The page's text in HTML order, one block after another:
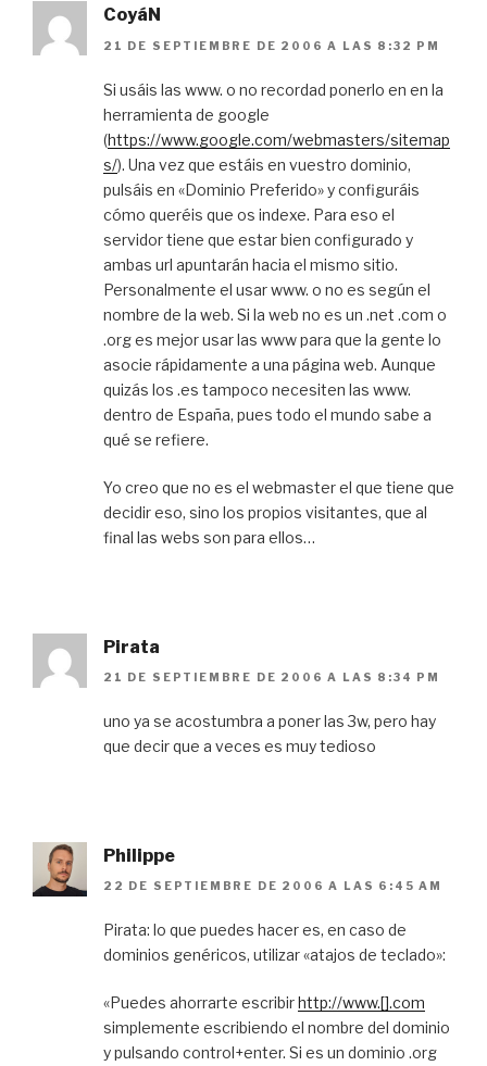
CoyáN
21 DE SEPTIEMBRE DE 2006 A LAS 8:32 PM
Si usáis las www. o no recordad ponerlo en en la
herramienta de google
(https://www.google.com/webmasters/sitemap
s/). Una vez que estáis en vuestro dominio,
pulsáis en «Dominio Preferido» y configuráis
cómo queréis que os indexe. Para eso el
servidor tiene que estar bien configurado y
ambas url apuntarán hacia el mismo sitio.
Personalmente el usar www. o no es según el
nombre de la web. Si la web no es un .net .com o
.org es mejor usar las www para que la gente lo
asocie rápidamente a una página web. Aunque
quizás los .es tampoco necesiten las www.
dentro de España, pues todo el mundo sabe a
qué se refiere.
Yo creo que no es el webmaster el que tiene que
decidir eso, sino los propios visitantes, que al
final las webs son para ellos…
Pirata
21 DE SEPTIEMBRE DE 2006 A LAS 8:34 PM
uno ya se acostumbra a poner las 3w, pero hay
que decir que a veces es muy tedioso
Philippe
22 DE SEPTIEMBRE DE 2006 A LAS 6:45 AM
Pirata: lo que puedes hacer es, en caso de
dominios genéricos, utilizar «atajos de teclado»:
«Puedes ahorrarte escribirhttp://www.[].com
simplemente escribiendo el nombre del dominio
y pulsando control+enter. Si es un dominio .org